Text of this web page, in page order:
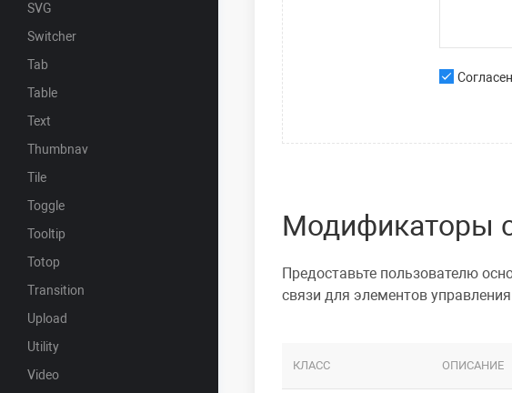
SVG
Switcher
Tab
Table
Text
Thumbnav
Tile
Toggle
Tooltip
Totop
Transition
Upload
Utility
Video
Модификаторы
Предоставьте пользователю
связи для элементов
КЛАСС ОПИСАНИЕ